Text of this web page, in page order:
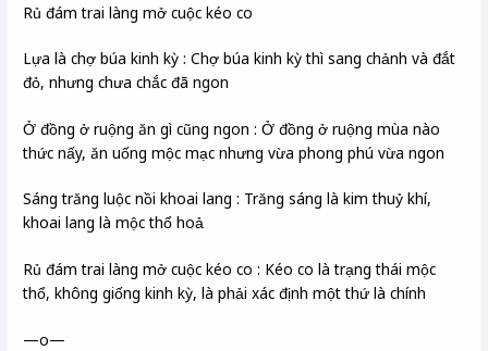
Rủ đám trai làng mở cuộc kéo co
Lựa là chợ búa kinh kỳ : Chợ búa kinh kỳ thì sang chảnh và đắt
đỏ, nhưng chưa chắc đã ngon
Ở đồng ở ruộng ăn gì cũng ngon : Ở đồng ở ruộng mùa nào
thức nấy, ăn uống mộc mạc nhưng vừa phong phú vừa ngon
Sáng trăng luộc nồi khoai lang : Trăng sáng là kim thuỷ khí,
khoai lang là mộc thổ hoả
Rủ đám trai làng mở cuộc kéo co : Kéo co là trạng thái mộc
thổ, không giống kinh kỳ, là phải xác định một thứ là chính
—o—